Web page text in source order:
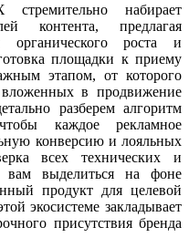
набирает
контента, предлагая
органического роста и
площадки к приему
этапом, от которого
в продвижение
разберем алгоритм
каждое рекламное
конверсию и лояльных
всех технических и
вам выделиться на фоне
продукт для целевой
экосистеме закладывает
присутствия бренда